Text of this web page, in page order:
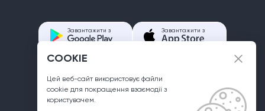
Завантажити з Завантажити з
info@ukrainian.us
COOKIE
Цей веб-сайт використовує файли
сookie для покращення взаємодії з
користувачем.